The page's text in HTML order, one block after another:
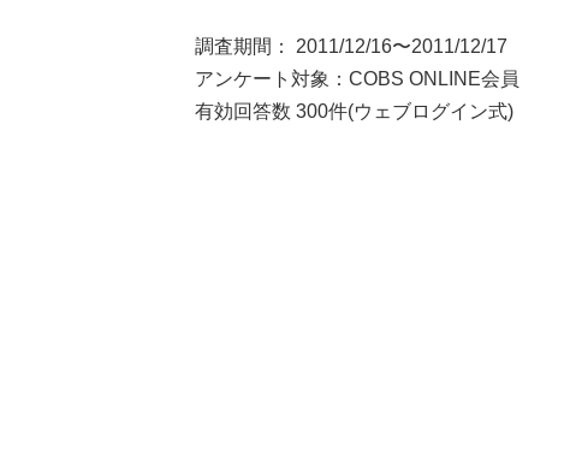
調査期間： 2011/12/16〜2011/12/17
アンケート対象：COBS ONLINE会員
有効回答数 300件(ウェブログイン式)